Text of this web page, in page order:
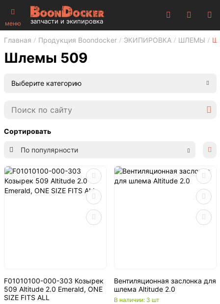
меню запчасти и экипировка
Главная Продукция Boondocker ЭКИПИРОВКА ШЛЕМЫ
Шлемы 509
Выберите категорию
Сортировать
По популярности
F01010100-000-303 Козырек
509 Altitude 2.0 Emerald, ONE
SIZE FITS ALL
Вентиляционная заслонка для
шлема Altitude 2.0
В наличии: 3 шт